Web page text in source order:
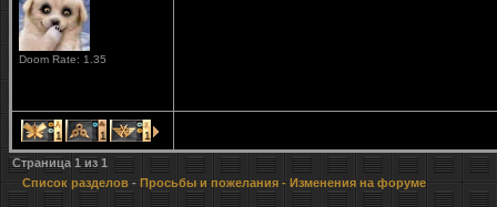
Doom Rate: 1.35
1 1 1
Страница 1из 1
Список разделов - Просьбы и пожелания - Изменения на форуме